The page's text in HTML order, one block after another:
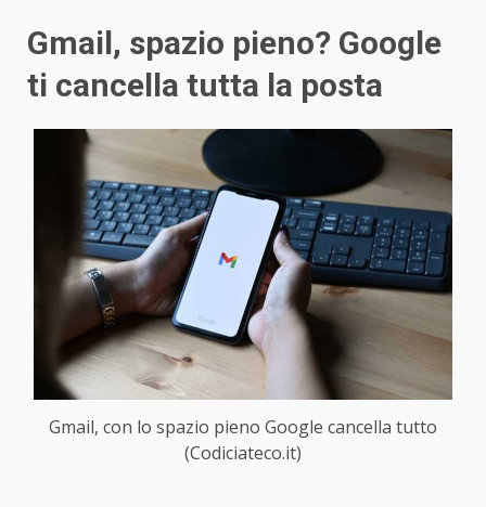
Gmail, spazio pieno? Google
ti cancella tutta la posta
Gmail, con lo spazio pieno Google cancella tutto
(Codiciateco.it)